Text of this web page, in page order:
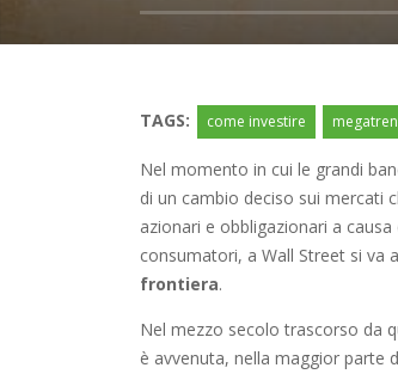
TAGS: come investire
Nel momento in cui le grandi
di un cambio deciso sui mercati
azionari e obbligazionari a
consumatori, a Wall Street si va
frontiera.
Nel mezzo secolo trascorso da
è avvenuta, nella maggior parte